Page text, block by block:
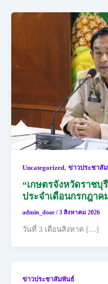
Uncategorized,ข่าวประชาสั
“เกษตรจังหวัดราชบุ
ประจำเดือนกรกฎาค
admin_doae/3 สิงหาคม 2026
วันที่ 3 เดือนสิงหาค […]
ข่าวประชาสัมพันธ์